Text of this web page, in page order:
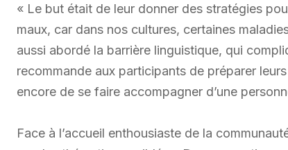
« Le but était de leur donner des stratégies
maux, car dans nos cultures, certaines
aussi abordé la barrière linguistique, qui
recommande aux participants de préparer
encore de se faire accompagner d’une
Face à l’accueil enthousiaste de la